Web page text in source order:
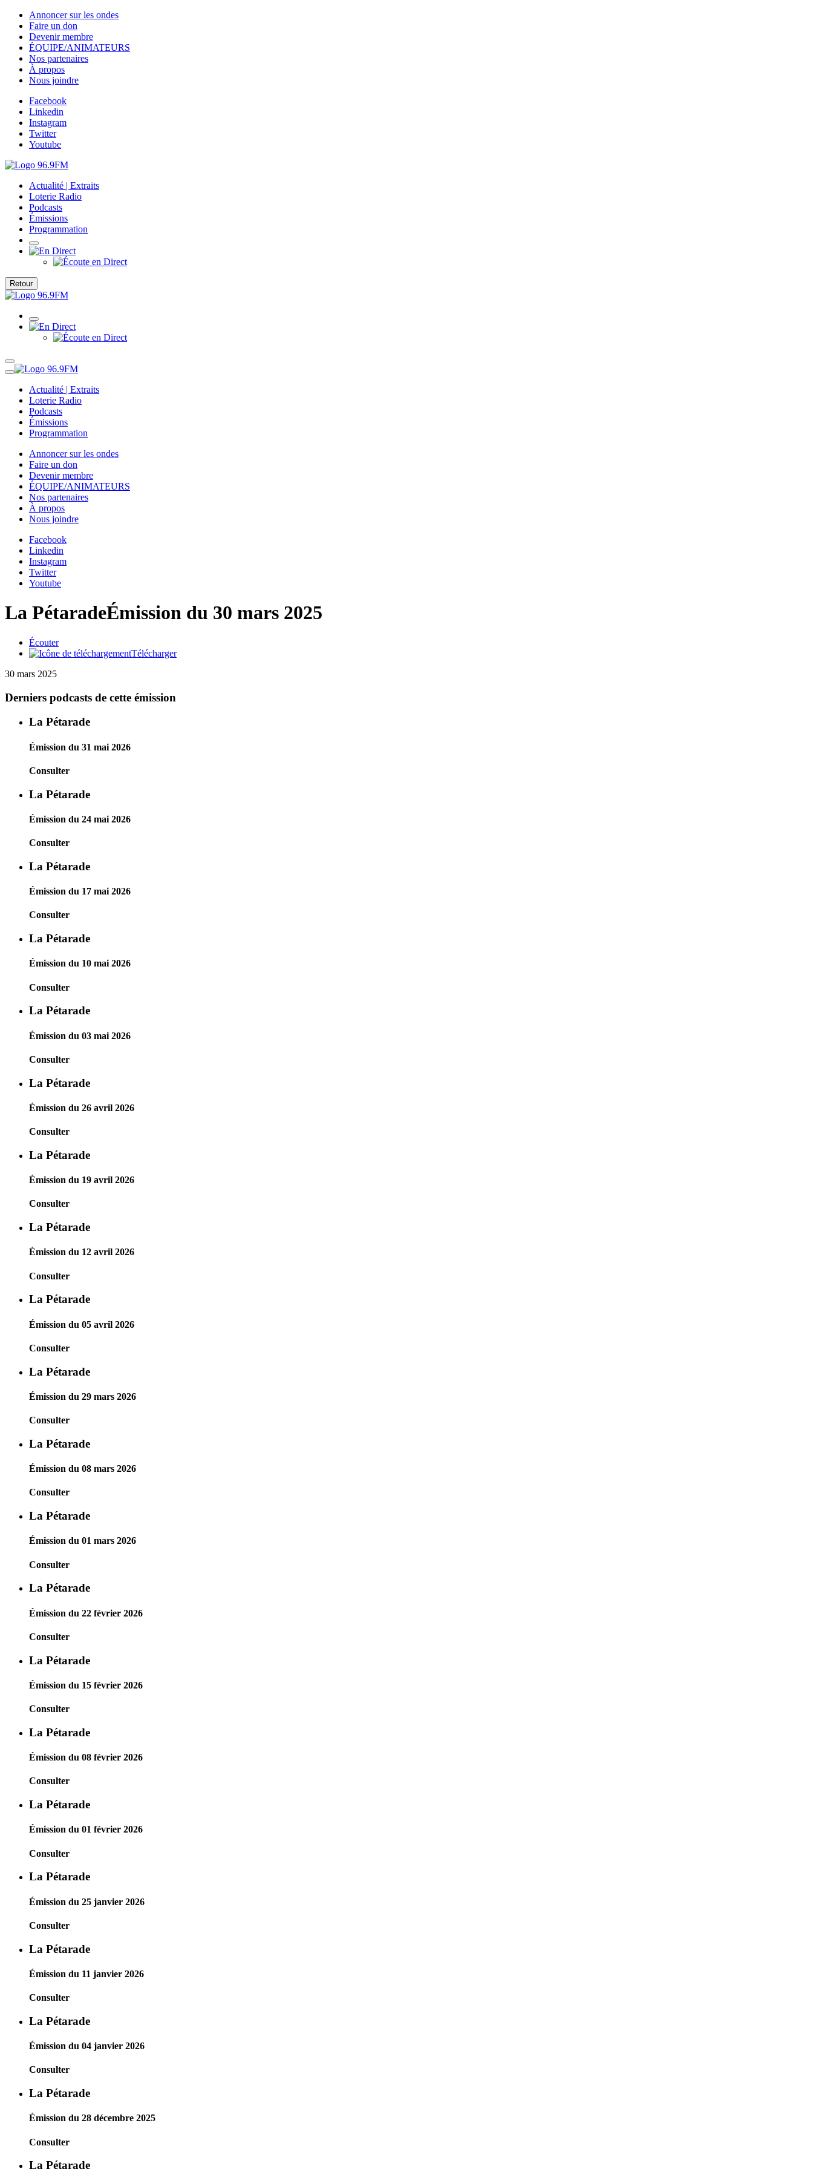
Annoncer sur les ondes
Faire un don
Devenir membre
ÉQUIPE/ANIMATEURS
Nos partenaires
À propos
Nous joindre
Facebook
Linkedin
Instagram
Twitter
Youtube
Actualité | Extraits
Loterie Radio
Podcasts
Émissions
Programmation
Retour
Actualité | Extraits
Loterie Radio
Podcasts
Émissions
Programmation
Annoncer sur les ondes
Faire un don
Devenir membre
ÉQUIPE/ANIMATEURS
Nos partenaires
À propos
Nous joindre
Facebook
Linkedin
Instagram
Twitter
Youtube
La PétaradeÉmission du 30 mars 2025
Écouter
Télécharger
30 mars 2025
Derniers podcasts de cette émission
La Pétarade
Émission du 31 mai 2026
Consulter
La Pétarade
Émission du 24 mai 2026
Consulter
La Pétarade
Émission du 17 mai 2026
Consulter
La Pétarade
Émission du 10 mai 2026
Consulter
La Pétarade
Émission du 03 mai 2026
Consulter
La Pétarade
Émission du 26 avril 2026
Consulter
La Pétarade
Émission du 19 avril 2026
Consulter
La Pétarade
Émission du 12 avril 2026
Consulter
La Pétarade
Émission du 05 avril 2026
Consulter
La Pétarade
Émission du 29 mars 2026
Consulter
La Pétarade
Émission du 08 mars 2026
Consulter
La Pétarade
Émission du 01 mars 2026
Consulter
La Pétarade
Émission du 22 février 2026
Consulter
La Pétarade
Émission du 15 février 2026
Consulter
La Pétarade
Émission du 08 février 2026
Consulter
La Pétarade
Émission du 01 février 2026
Consulter
La Pétarade
Émission du 25 janvier 2026
Consulter
La Pétarade
Émission du 11 janvier 2026
Consulter
La Pétarade
Émission du 04 janvier 2026
Consulter
La Pétarade
Émission du 28 décembre 2025
Consulter
La Pétarade